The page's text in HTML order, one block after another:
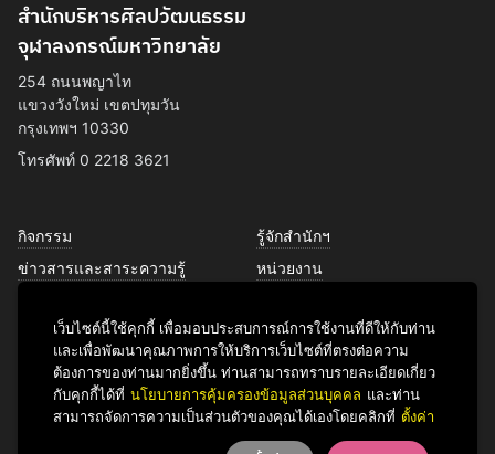
สำนักบริหารศิลปวัฒนธรรม
จุฬาลงกรณ์มหาวิทยาลัย
254 ถนนพญาไท
แขวงวังใหม่ เขตปทุมวัน
กรุงเทพฯ 10330
โทรศัพท์ 0 2218 3621
กิจกรรม
ข่าวสารและสาระความรู้
ศิลปวัฒนธรรม
รู้จักสำนักฯ
หน่วยงาน
บริการของเรา
ติดต่อเรา
Instagram TikTok
เว็บไซต์นี้ใช้คุกกี้ เพื่อมอบประสบการณ์การใช้งานที่ดีให้กับท่าน
และเพื่อพัฒนาคุณภาพการให้บริการเว็บไซต์ที่ตรงต่อความ
ต้องการของท่านมากยิ่งขึ้น ท่านสามารถทราบรายละเอียดเกี่ยว
กับคุกกี้ได้ที่ นโยบายการคุ้มครองข้อมูลส่วนบุคคล และท่าน
สามารถจัดการความเป็นส่วนตัวของคุณได้เองโดยคลิกที่ ตั้งค่า